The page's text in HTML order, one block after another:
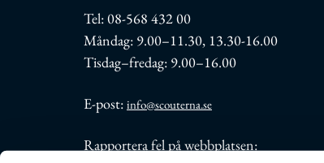
Tel: 08-568 432 00
Måndag: 9.00–11.30, 13.30-16.00
Tisdag–fredag: 9.00–16.00
E-post: info@scouterna.se
Rapportera fel på webbplatsen: